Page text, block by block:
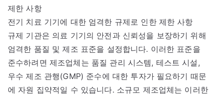
제한 사항
전기 치료 기기에 대한 엄격한 규제로 인한 제한 사항
규제 기관은 의료 기기의 안전과 신뢰성을 보장하기 위해
엄격한 품질 및 제조 표준을 설정합니다. 이러한 표준을
준수하려면 제조업체는 품질 관리 시스템, 테스트 시설,
우수 제조 관행(GMP) 준수에 대한 투자가 필요하기 때문
에 자원 집약적일 수 있습니다. 소규모 제조업체는 이러한